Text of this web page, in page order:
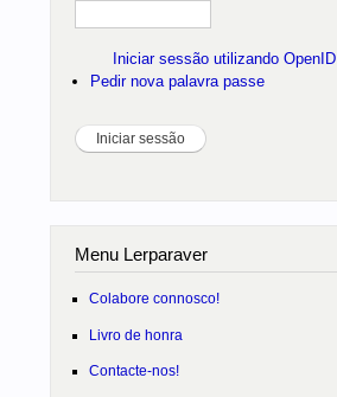
Iniciar sessão utilizando OpenID
Pedir nova palavra passe
Menu Lerparaver
Colabore connosco!
Livro de honra
Contacte-nos!